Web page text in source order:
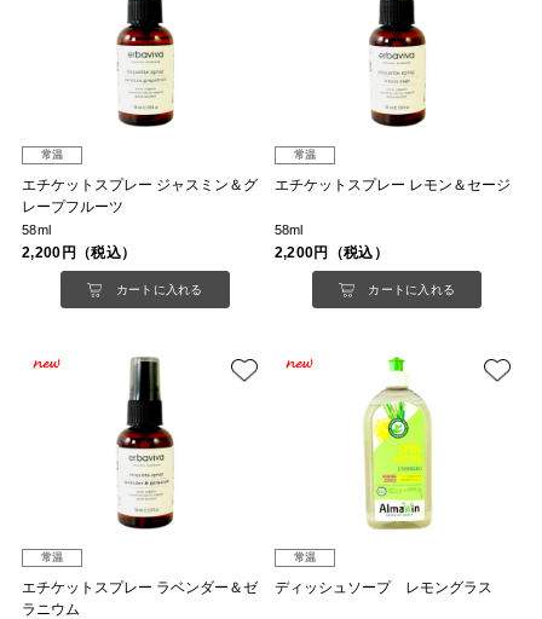
常温
エチケットスプレー ジャスミン＆グ
レープフルーツ
58ml
2,200円（税込）
カートに入れる
常温
エチケットスプレー レモン＆セージ
58ml
2,200円（税込）
カートに入れる
常温
エチケットスプレー ラベンダー＆ゼ
ラニウム
常温
ディッシュソープ レモングラス